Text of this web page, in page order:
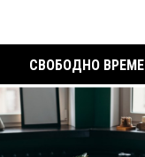
СВОБОДНО ВРЕМЕ